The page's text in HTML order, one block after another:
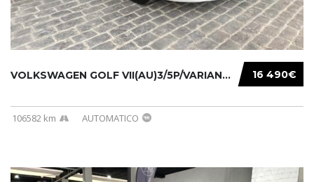
16 490€
VOLKSWAGEN GOLF VII(AU)3/5P/VARIANT(12-16 20...
106582 km AUTOMATICO